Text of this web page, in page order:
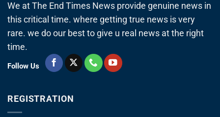
We at The End Times News provide genuine news in
this critical time. where getting true news is very
rare. we do our best to give u real news at the right
time.
Follow Us
REGISTRATION